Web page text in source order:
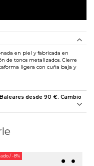
en piel y fabricada en
de tonos metalizados. Cierre
ligera con cuña baja y
desde 90 €. Cambio
/ -8%